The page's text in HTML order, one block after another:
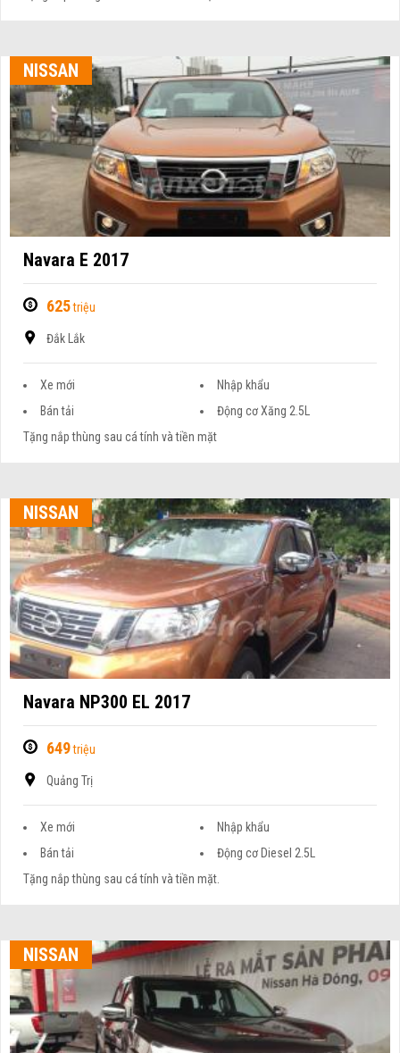
NISSAN
Navara E 2017
625triệu
Đắk Lắk
Xe mới
Nhập khẩu
Bán tải
Động cơ Xăng 2.5L
Tặng nắp thùng sau cá tính và tiền mặt
NISSAN
Navara NP300 EL 2017
649triệu
Quảng Trị
Xe mới
Nhập khẩu
Bán tải
Động cơ Diesel 2.5L
Tặng nắp thùng sau cá tính và tiền mặt.
NISSAN